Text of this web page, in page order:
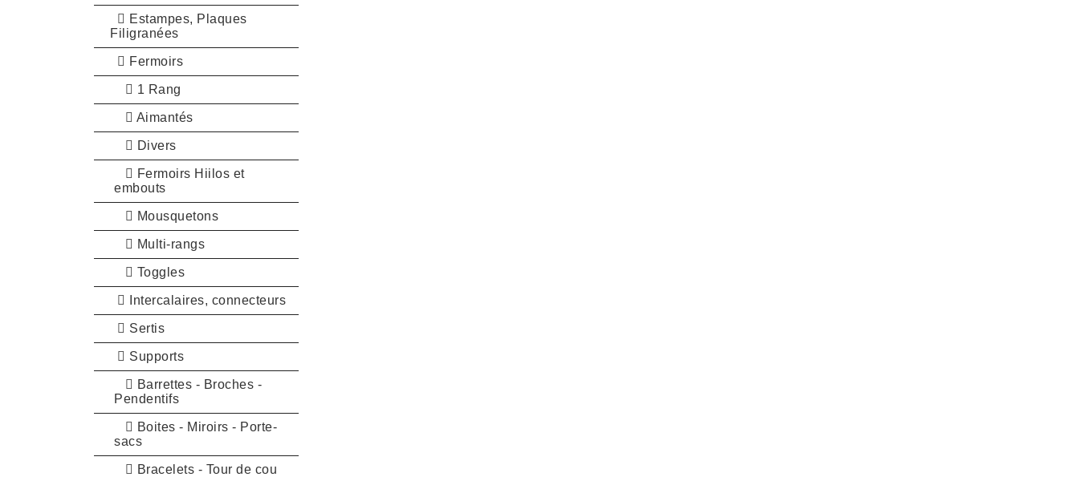
Estampes, Plaques
Filigranées
Fermoirs
1 Rang
Aimantés
Divers
Fermoirs Hiilos et
embouts
Mousquetons
Multi-rangs
Toggles
Intercalaires, connecteurs
Sertis
Supports
Barrettes - Broches -
Pendentifs
Boites - Miroirs - Porte-
sacs
Bracelets - Tour de cou